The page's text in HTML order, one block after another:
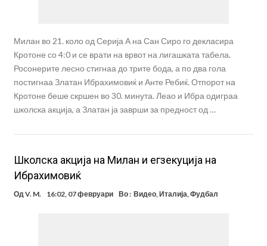
Милан во 21. коло од Серија А на Сан Сиро го декласира
Кротоне со 4:0 и се врати на врвот на лигашката табела.
Росонерите лесно стигнаа до трите бода, а по два гола
постигнаа Златан Ибрахимовиќ и Анте Ребиќ. Отпорот на
Кротоне беше скршен во 30. минута. Леао и Ибра одиграа
школска акција, а Златан ја заврши за предност од …
Школска акција на Милан и егзекуција на
Ибрахимовиќ
ОдV. M. 16:02, 07 февруари Во : Видео,Италија,Фудбал